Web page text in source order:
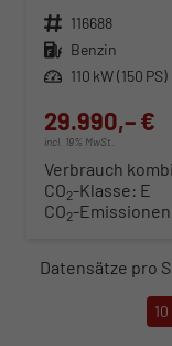
Fahrzeugnr. 116688
Kraftstoff Benzin
Leistung 110 kW (150 PS)
29.990,– €
incl. 19% MwSt.
Verbrauch
CO2-Klasse: E
CO2-
Datensätze pro
10